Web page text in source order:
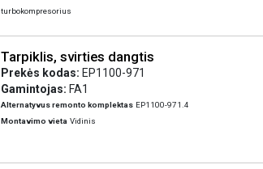
turbokompresorius
Tarpiklis, svirties dangtis
Prekės kodas: EP1100-971
Gamintojas: FA1
Alternatyvus remonto komplektas EP1100-971.4
Montavimo vieta Vidinis